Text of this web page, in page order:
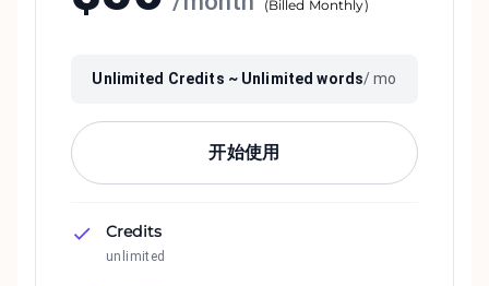
(Billed Monthly)
Unlimited Credits ~ Unlimited words/ mo
开始使用
Credits
unlimited